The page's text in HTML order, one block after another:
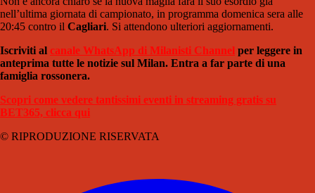
nell’ultima giornata di campionato, in programma domenica sera alle
20:45 contro il Cagliari. Si attendono ulteriori aggiornamenti.
Iscriviti al canale WhatsApp di Milanisti Channel per leggere in
anteprima tutte le notizie sul Milan. Entra a far parte di una
famiglia rossonera.
Scopri come vedere tantissimi eventi in streaming gratis su
BET365, clicca qui
© RIPRODUZIONE RISERVATA